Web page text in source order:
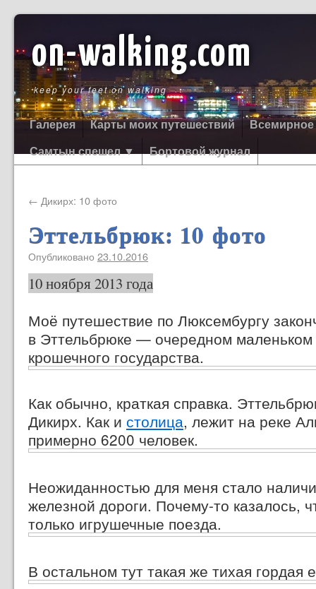
on-walking.com
keep your feet on walking
Галерея Карты моих путешествий
Самтын спешел ▼
Бортовой журнал
← Дикирх: 10 фото
Эттельбрюк: 10 фото
Опубликовано 23.10.2016
10 ноября 2013 года
Моё путешествие по Люксембургу
в Эттельбрюке — очередном маленьком
крошечного государства.
Как обычно, краткая справка.
Дикирх. Как и столица, лежит на реке
примерно 6200 человек.
Неожиданностью для меня стало
железной дороги. Почему-то казалось,
только игрушечные поезда.
В остальном тут такая же тихая гордая